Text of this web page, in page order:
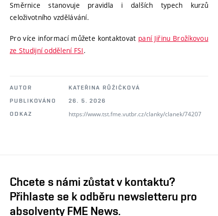
Směrnice stanovuje pravidla i dalších typech kurzů
celoživotního vzdělávání.
Pro více informací můžete kontaktovat paní Jiřinu Brožíkovou
ze Studijní oddělení FSI.
AUTOR
KATEŘINA RŮŽIČKOVÁ
PUBLIKOVÁNO
26. 5. 2026
ODKAZ
https://www.tst.fme.vutbr.cz/clanky/clanek/74207
Chcete s námi zůstat v kontaktu?
Přihlaste se k odběru newsletteru pro
absolventy FME News.